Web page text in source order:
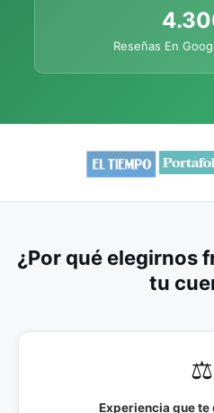
Reseñas En
¿Por qué elegirnos
tu
⚖️
Experiencia que